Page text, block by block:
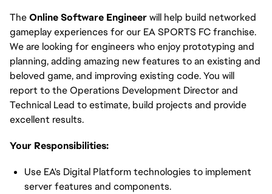
TheOnline Software Engineerwill help build networked
gameplay experiences for our EA SPORTS FC franchise.
We are looking for engineers who enjoy prototyping and
planning, adding amazing new features to an existing and
beloved game, and improving existing code. You will
report to the Operations Development Director and
Technical Lead to estimate, build projects and provide
excellent results.
Your Responsibilities:
Use EA's Digital Platform technologies to implement
server features and components.